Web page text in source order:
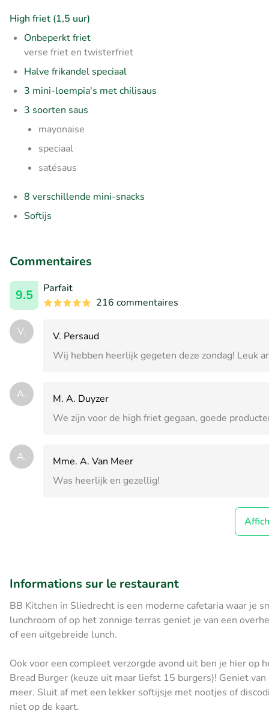
High friet (1,5 uur)
Onbeperkt friet
verse friet en twisterfriet
Halve frikandel speciaal
3 mini-loempia's met chilisaus
3 soorten saus
mayonaise
speciaal
satésaus
8 verschillende mini-snacks
Softijs
Commentaires
9.5
Parfait
216 commentaires
V.
V. Persaud
Wij hebben heerlijk gegeten deze zondag! Leuk
A.
M. A. Duyzer
We zijn voor de high friet gegaan, goede
A.
Mme. A. Van Meer
Was heerlijk en gezellig!
Informations sur le restaurant
BB Kitchen in Sliedrecht is een moderne cafetaria waar je
lunchroom of op het zonnige terras geniet je van een
of een uitgebreide lunch.
Ook voor een compleet verzorgde avond uit ben je hier op
Bread Burger (keuze uit maar liefst 15 burgers)! Geniet
meer. Sluit af met een lekker softijsje met nootjes of
niet op de kaart.